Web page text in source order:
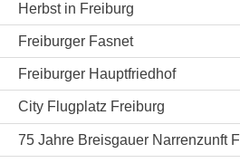
Herbst in Freiburg
Freiburger Fasnet
Freiburger Hauptfriedhof
City Flugplatz Freiburg
75 Jahre Breisgauer Narrenzunft